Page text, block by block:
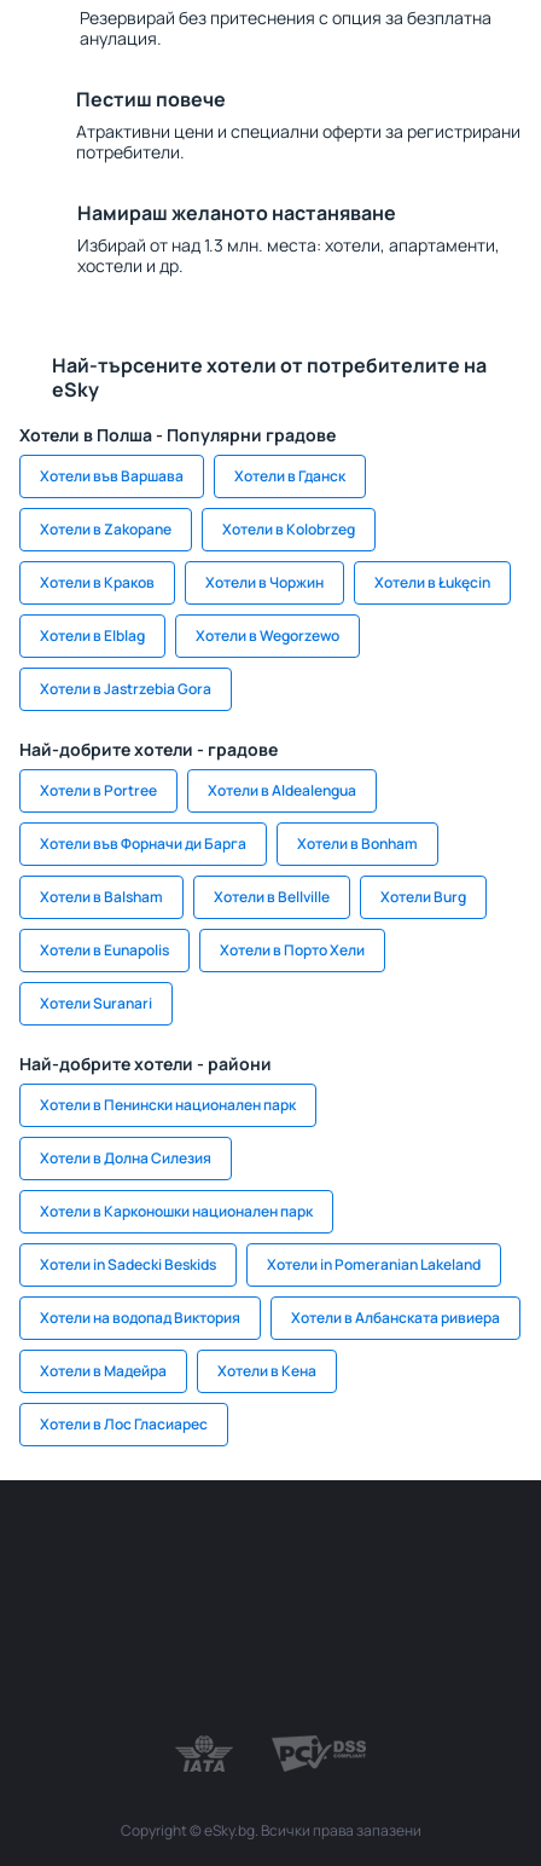
Резервирай без притеснения с опция за безплатна
анулация.
Пестиш повече
Атрактивни цени и специални оферти за регистрирани
потребители.
Намираш желаното настаняване
Избирай от над 1.3 млн. места: хотели, апартаменти,
хостели и др.
Най-търсените хотели от потребителите на
eSky
Хотели в Полша - Популярни градове
Хотели във Варшава Хотели в Гданск
Хотели в Zakopane Хотели в Kolobrzeg
Хотели в Краков Хотели в Чоржин Хотели в Łukęcin
Хотели в Elblag Хотели в Wegorzewo
Хотели в Jastrzebia Gora
Най-добрите хотели - градове
Хотели в Portree Хотели в Aldealengua
Хотели във Форначи ди Барга Хотели в Bonham
Хотели в Balsham Хотели в Bellville Хотели Burg
Хотели в Eunapolis Хотели в Порто Хели
Хотели Suranari
Най-добрите хотели - райони
Хотели в Пенински национален парк
Хотели в Долна Силезия
Хотели в Карконошки национален парк
Хотели in Sadecki Beskids Хотели in Pomeranian Lakeland
Хотели на водопад Виктория Хотели в Албанската ривиера
Хотели в Мадейра Хотели в Кена
Хотели в Лос Гласиарес
Copyright © eSky.bg. Всички права запазени